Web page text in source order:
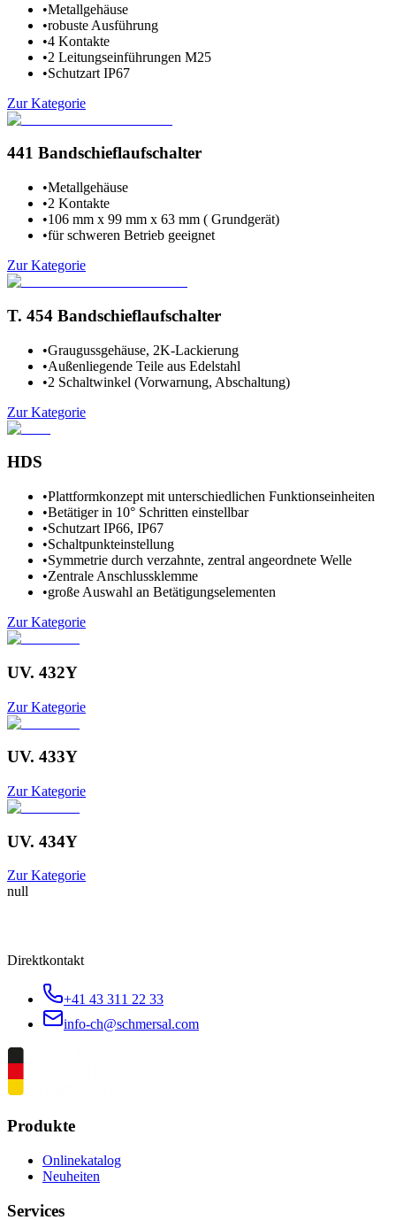
•Metallgehäuse
•robuste Ausführung
•4 Kontakte
•2 Leitungseinführungen M25
•Schutzart IP67
Zur Kategorie
441 Bandschieflaufschalter
•Metallgehäuse
•2 Kontakte
•106 mm x 99 mm x 63 mm ( Grundgerät)
•für schweren Betrieb geeignet
Zur Kategorie
T. 454 Bandschieflaufschalter
•Graugussgehäuse, 2K-Lackierung
•Außenliegende Teile aus Edelstahl
•2 Schaltwinkel (Vorwarnung, Abschaltung)
Zur Kategorie
HDS
•Plattformkonzept mit unterschiedlichen Funktionseinheiten
•Betätiger in 10° Schritten einstellbar
•Schutzart IP66, IP67
•Schaltpunkteinstellung
•Symmetrie durch verzahnte, zentral angeordnete Welle
•Zentrale Anschlussklemme
•große Auswahl an Betätigungselementen
Zur Kategorie
UV. 432Y
Zur Kategorie
UV. 433Y
Zur Kategorie
UV. 434Y
Zur Kategorie
null
Direktkontakt
+41 43 311 22 33
info-ch@schmersal.com
Produkte
Onlinekatalog
Neuheiten
Services